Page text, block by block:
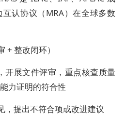
认协议（MRA）在全球多数
+ 整改闭环）
开展文件评审，重点核查质量
力证明的符合性
，提出不符合项或改进建议